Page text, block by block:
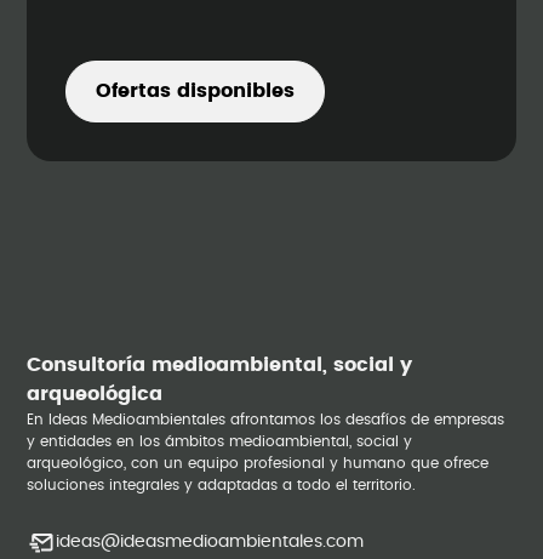
Ofertas disponibles
Consultoría medioambiental, social y
arqueológica
En Ideas Medioambientales afrontamos los desafíos de empresas
y entidades en los ámbitos medioambiental, social y
arqueológico, con un equipo profesional y humano que ofrece
soluciones integrales y adaptadas a todo el territorio.
ideas@ideasmedioambientales.com